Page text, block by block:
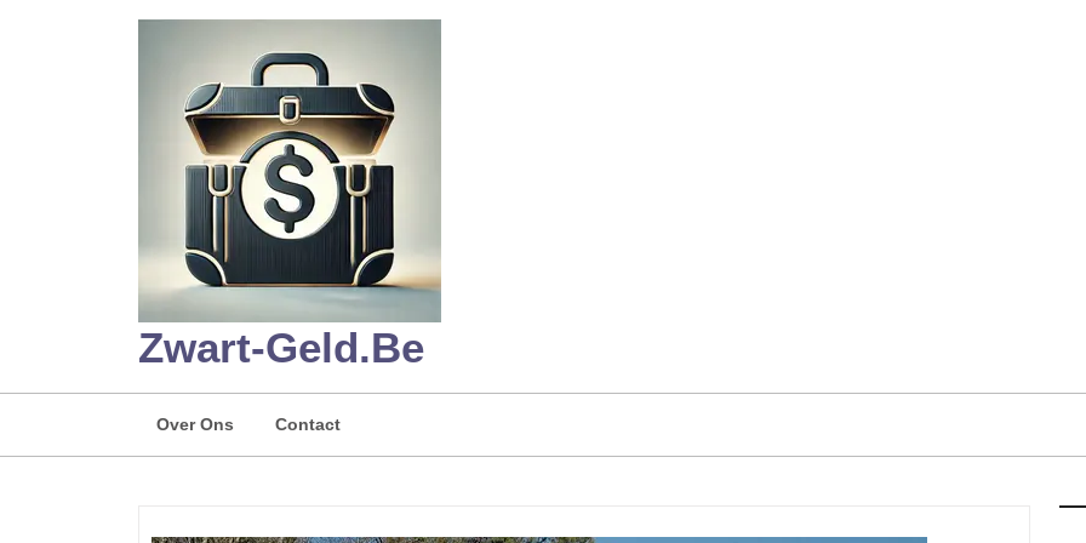
Zwart-Geld.be
Over Ons Contact